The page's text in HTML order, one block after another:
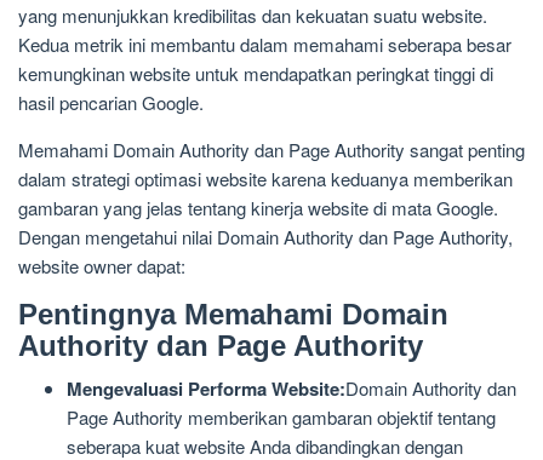
yang menunjukkan kredibilitas dan kekuatan suatu website.
Kedua metrik ini membantu dalam memahami seberapa besar
kemungkinan website untuk mendapatkan peringkat tinggi di
hasil pencarian Google.
Memahami Domain Authority dan Page Authority sangat penting
dalam strategi optimasi website karena keduanya memberikan
gambaran yang jelas tentang kinerja website di mata Google.
Dengan mengetahui nilai Domain Authority dan Page Authority,
website owner dapat:
Pentingnya Memahami Domain
Authority dan Page Authority
Mengevaluasi Performa Website:Domain Authority dan
Page Authority memberikan gambaran objektif tentang
seberapa kuat website Anda dibandingkan dengan